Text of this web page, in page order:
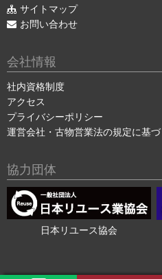
サイトマップ
お問い合わせ
会社情報
社内資格制度
アクセス
プライバシーポリシー
運営会社・古物営業法の規定に基
協力団体
日本リユース協会